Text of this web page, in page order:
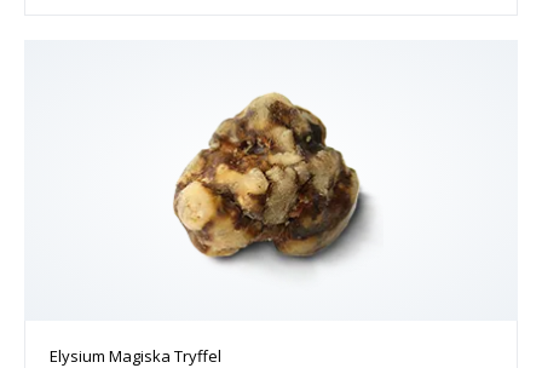
Elysium Magiska Tryffel